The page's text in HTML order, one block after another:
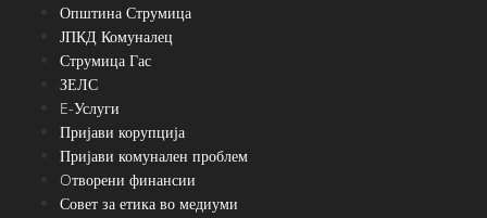
Општина Струмица
ЈПКД Комуналец
Струмица Гас
ЗЕЛС
E-Услуги
Пријави корупција
Пријави комунален проблем
Oтворени финансии
Совет за етика во медиуми